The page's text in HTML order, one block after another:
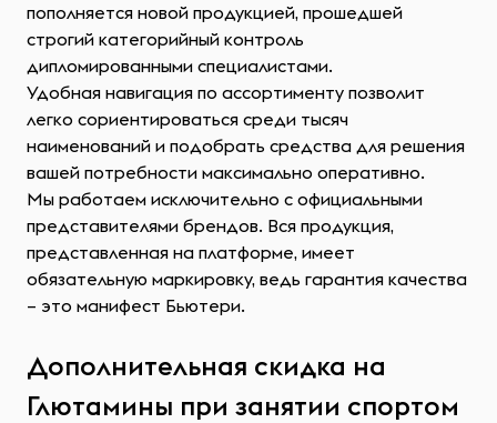
пополняется новой продукцией, прошедшей
строгий категорийный контроль
дипломированными специалистами.
Удобная навигация по ассортименту позволит
легко сориентироваться среди тысяч
наименований и подобрать средства для решения
вашей потребности максимально оперативно.
Мы работаем исключительно с официальными
представителями брендов. Вся продукция,
представленная на платформе, имеет
обязательную маркировку, ведь гарантия качества
– это манифест Бьютери.
Дополнительная скидка на
Глютамины при занятии спортом